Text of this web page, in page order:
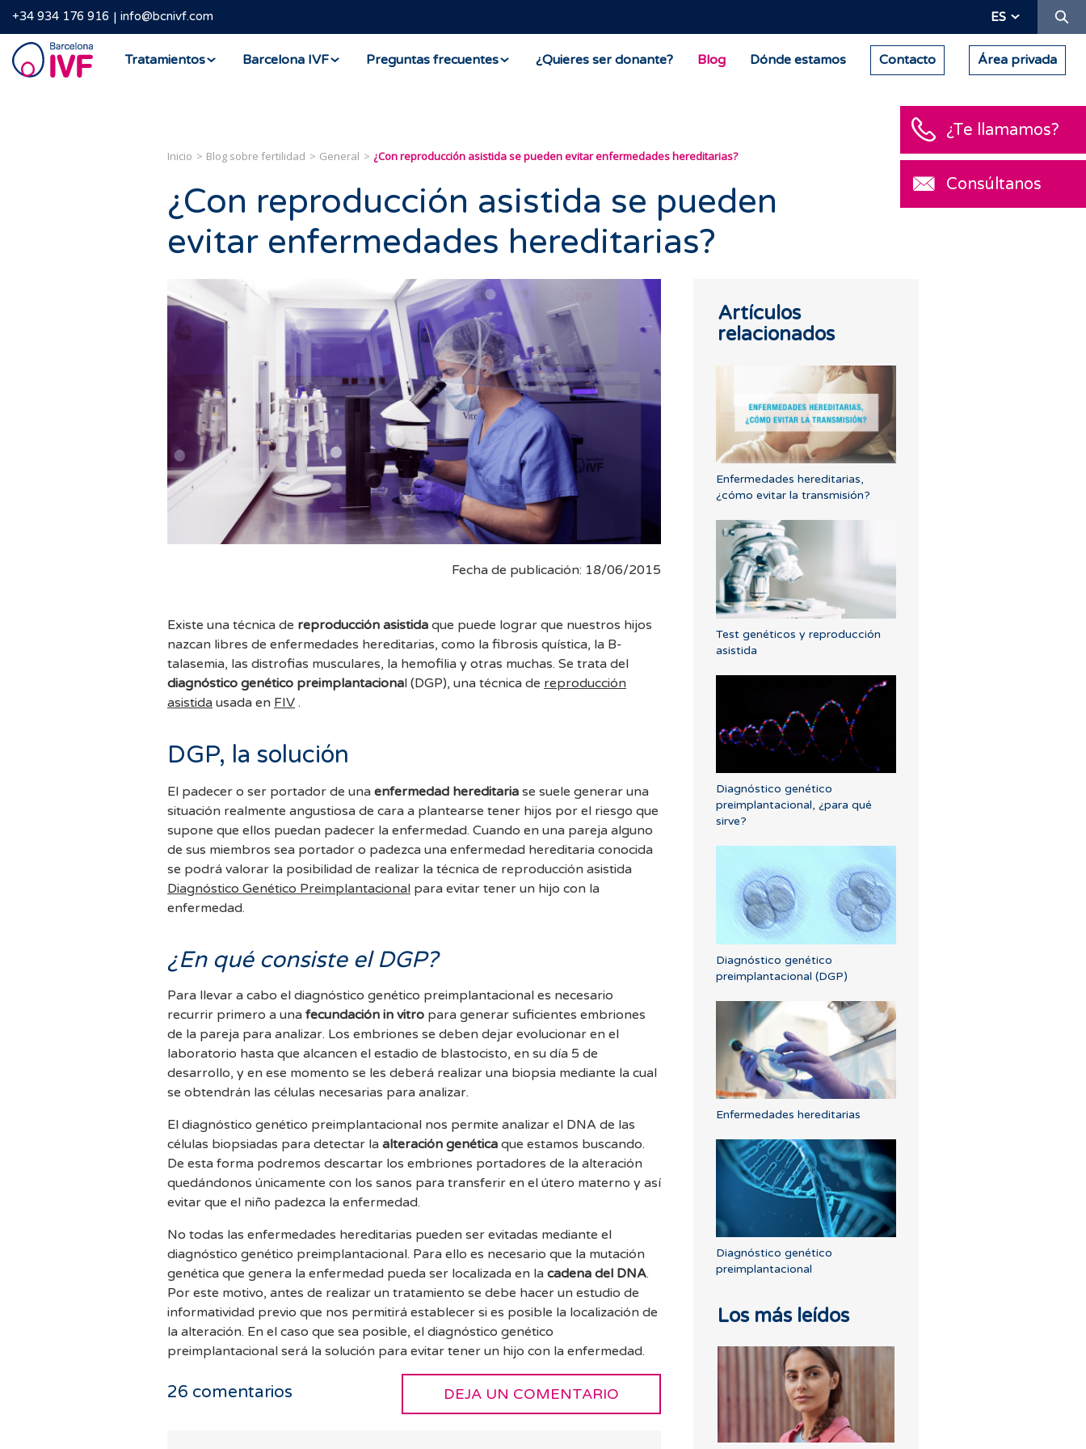
+34 934 176 916 info@bcnivf.com ES
Barcelona
IVF
Tratamientos Barcelona IVF Preguntas frecuentes ¿Quieres ser donante? Blog Dónde estamos Contacto Área privada
Inicio Blog sobre fertilidad General ¿Con reproducción asistida se pueden evitar enfermedades hereditarias?
¿Con reproducción asistida se pueden
evitar enfermedades hereditarias?
Fecha de publicación: 18/06/2015
Existe una técnica de reproducción asistida que puede lograr que nuestros hijos
nazcan libres de enfermedades hereditarias, como la fibrosis quística, la B-
talasemia, las distrofias musculares, la hemofilia y otras muchas. Se trata del
diagnóstico genético preimplantacional (DGP), una técnica de reproducción
asistida usada en FIV .
DGP, la solución
El padecer o ser portador de una enfermedad hereditaria se suele generar una
situación realmente angustiosa de cara a plantearse tener hijos por el riesgo que
supone que ellos puedan padecer la enfermedad. Cuando en una pareja alguno
de sus miembros sea portador o padezca una enfermedad hereditaria conocida
se podrá valorar la posibilidad de realizar la técnica de reproducción asistida
Diagnóstico Genético Preimplantacional
enfermedad.
¿En qué consiste el DGP?
Para llevar a cabo el diagnóstico genético preimplantacional es necesario
recurrir primero a una fecundación in vitro para generar suficientes embriones
de la pareja para analizar. Los embriones se deben dejar evolucionar en el
laboratorio hasta que alcancen el estadio de blastocisto, en su día 5 de
desarrollo, y en ese momento se les deberá realizar una biopsia mediante la cual
se obtendrán las células necesarias para analizar.
El diagnóstico genético preimplantacional nos permite analizar el DNA de las
células biopsiadas para detectar la alteración genética que estamos buscando.
De esta forma podremos descartar los embriones portadores de la alteración
quedándonos únicamente con los sanos para transferir en el útero materno y así
evitar que el niño padezca la enfermedad.
No todas las enfermedades hereditarias pueden ser evitadas mediante el
diagnóstico genético preimplantacional. Para ello es necesario que la mutación
genética que genera la enfermedad pueda ser localizada en la cadena del DNA.
Por este motivo, antes de realizar un tratamiento se debe hacer un estudio de
informatividad previo que nos permitirá establecer si es posible la localización de
la alteración. En el caso que sea posible, el diagnóstico genético
preimplantacional será la solución para evitar tener un hijo con la enfermedad.
DEJA UN COMENTARIO
26 comentarios
Artículos
relacionados
Enfermedades hereditarias,
¿cómo evitar la transmisión?
Test genéticos y reproducción
asistida
Diagnóstico genético
preimplantacional, ¿para qué
sirve?
Diagnóstico genético
preimplantacional (DGP)
Enfermedades hereditarias
Diagnóstico genético
preimplantacional
Los más leídos
¿Te llamamos?
Consúltanos